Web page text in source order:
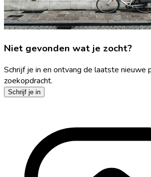
Niet gevonden wat je zocht?
Schrijf je in en ontvang de laatste nieuwe
zoekopdracht.
Schrijf je in